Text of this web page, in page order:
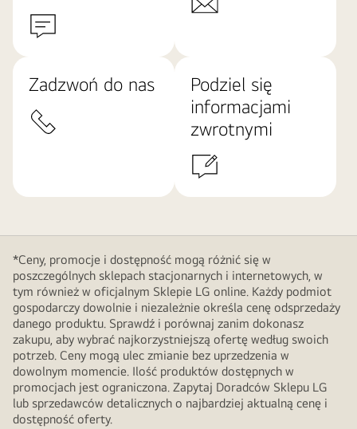
Zadzwoń do nas
Podziel się
informacjami
zwrotnymi
*Ceny, promocje i dostępność mogą różnić się w
poszczególnych sklepach stacjonarnych i internetowych, w
tym również w oficjalnym Sklepie LG online. Każdy podmiot
gospodarczy dowolnie i niezależnie określa cenę odsprzedaży
danego produktu. Sprawdź i porównaj zanim dokonasz
zakupu, aby wybrać najkorzystniejszą ofertę według swoich
potrzeb. Ceny mogą ulec zmianie bez uprzedzenia w
dowolnym momencie. Ilość produktów dostępnych w
promocjach jest ograniczona. Zapytaj Doradców Sklepu LG
lub sprzedawców detalicznych o najbardziej aktualną cenę i
dostępność oferty.